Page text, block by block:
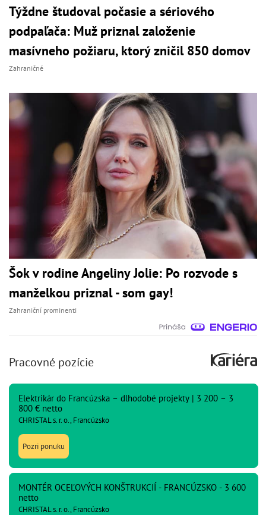
Týždne študoval počasie a sériového
podpaľača: Muž priznal založenie
masívneho požiaru, ktorý zničil 850 domov
Zahraničné
Šok v rodine Angeliny Jolie: Po rozvode s
manželkou priznal - som gay!
Zahraniční prominenti
Pracovné pozície
Elektrikár do Francúzska – dlhodobé projekty | 3 200 – 3
800 € netto
CHRISTAL s. r. o., Francúzsko
Pozri ponuku
MONTÉR OCEĽOVÝCH KONŠTRUKCIÍ - FRANCÚZSKO - 3 600
netto
CHRISTAL s. r. o., Francúzsko